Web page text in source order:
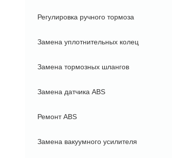
Регулировка ручного тормоза
Замена уплотнительных колец
Замена тормозных шлангов
Замена датчика ABS
Ремонт ABS
Замена вакуумного усилителя